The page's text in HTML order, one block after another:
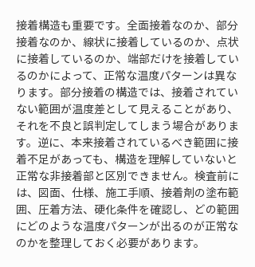
接着構造も重要です。全面接着なのか、部分
接着なのか、線状に接着しているのか、点状
に接着しているのか、端部だけを接着してい
るのかによって、正常な温度パターンは異な
ります。部分接着の構造では、接着されてい
ない範囲が温度差として見えることがあり、
それを不良と誤判定してしまう場合がありま
す。逆に、本来接着されているべき範囲に接
着不足があっても、構造を理解していないと
正常な非接着部と区別できません。検査前に
は、図面、仕様、施工手順、接着剤の塗布範
囲、圧着方法、硬化条件を確認し、どの範囲
にどのような温度パターンが出るのが正常な
のかを整理しておく必要があります。